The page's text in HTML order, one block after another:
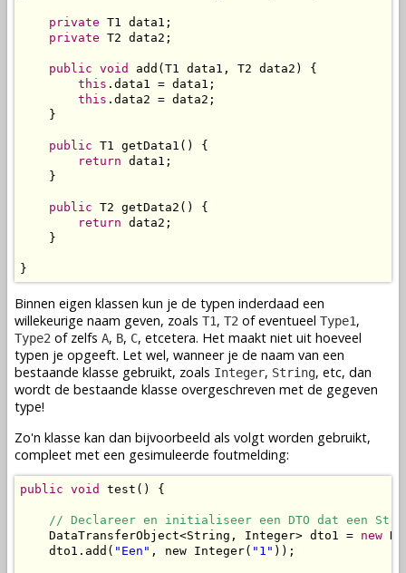
private T1 data1;
private T2 data2;
public void
add(T1 data1, T2 data2) {
this .data1 = data1;
this .data2 = data2;
    }
public T1 getData1() {
return data1;
    }
public T2 getData2() {
return data2;
    }
}
Binnen eigen klassen kun je de typen inderdaad een
willekeurige naam geven, zoals T1, T2 of eventueel Type1,
Type2 of zelfs A, B, C, etcetera. Het maakt niet uit hoeveel
typen je opgeeft. Let wel, wanneer je de naam van een
bestaande klasse gebruikt, zoals Integer, String, etc, dan
wordt de bestaande klasse overgeschreven met de gegeven
type!
Zo'n klasse kan dan bijvoorbeeld als volgt worden gebruikt,
compleet met een gesimuleerde foutmelding:
public void test() {
// Declareer en initialiseer een DTO dat een
    DataTransferObject<String, Integer> dto1 =
new
    dto1.add(
"Een" , new Integer( "1" ));